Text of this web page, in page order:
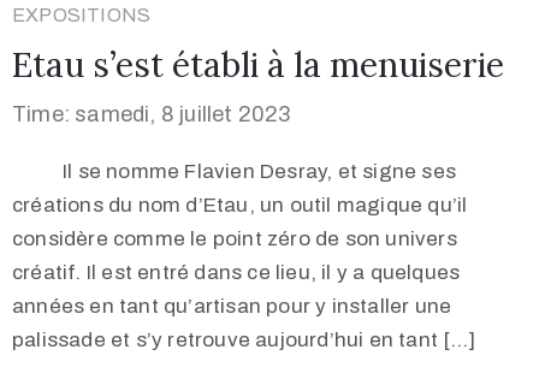
EXPOSITIONS
Etau s’est établi à la menuiserie
Time: samedi, 8 juillet 2023
Il se nomme Flavien Desray, et signe ses
créations du nom d’Etau, un outil magique qu’il
considère comme le point zéro de son univers
créatif. Il est entré dans ce lieu, il y a quelques
années en tant qu’artisan pour y installer une
palissade et s’y retrouve aujourd’hui en tant […]